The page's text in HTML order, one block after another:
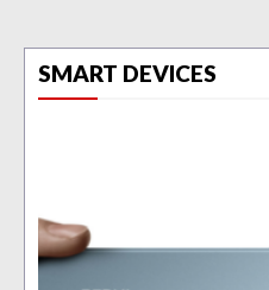
SMART DEVICES